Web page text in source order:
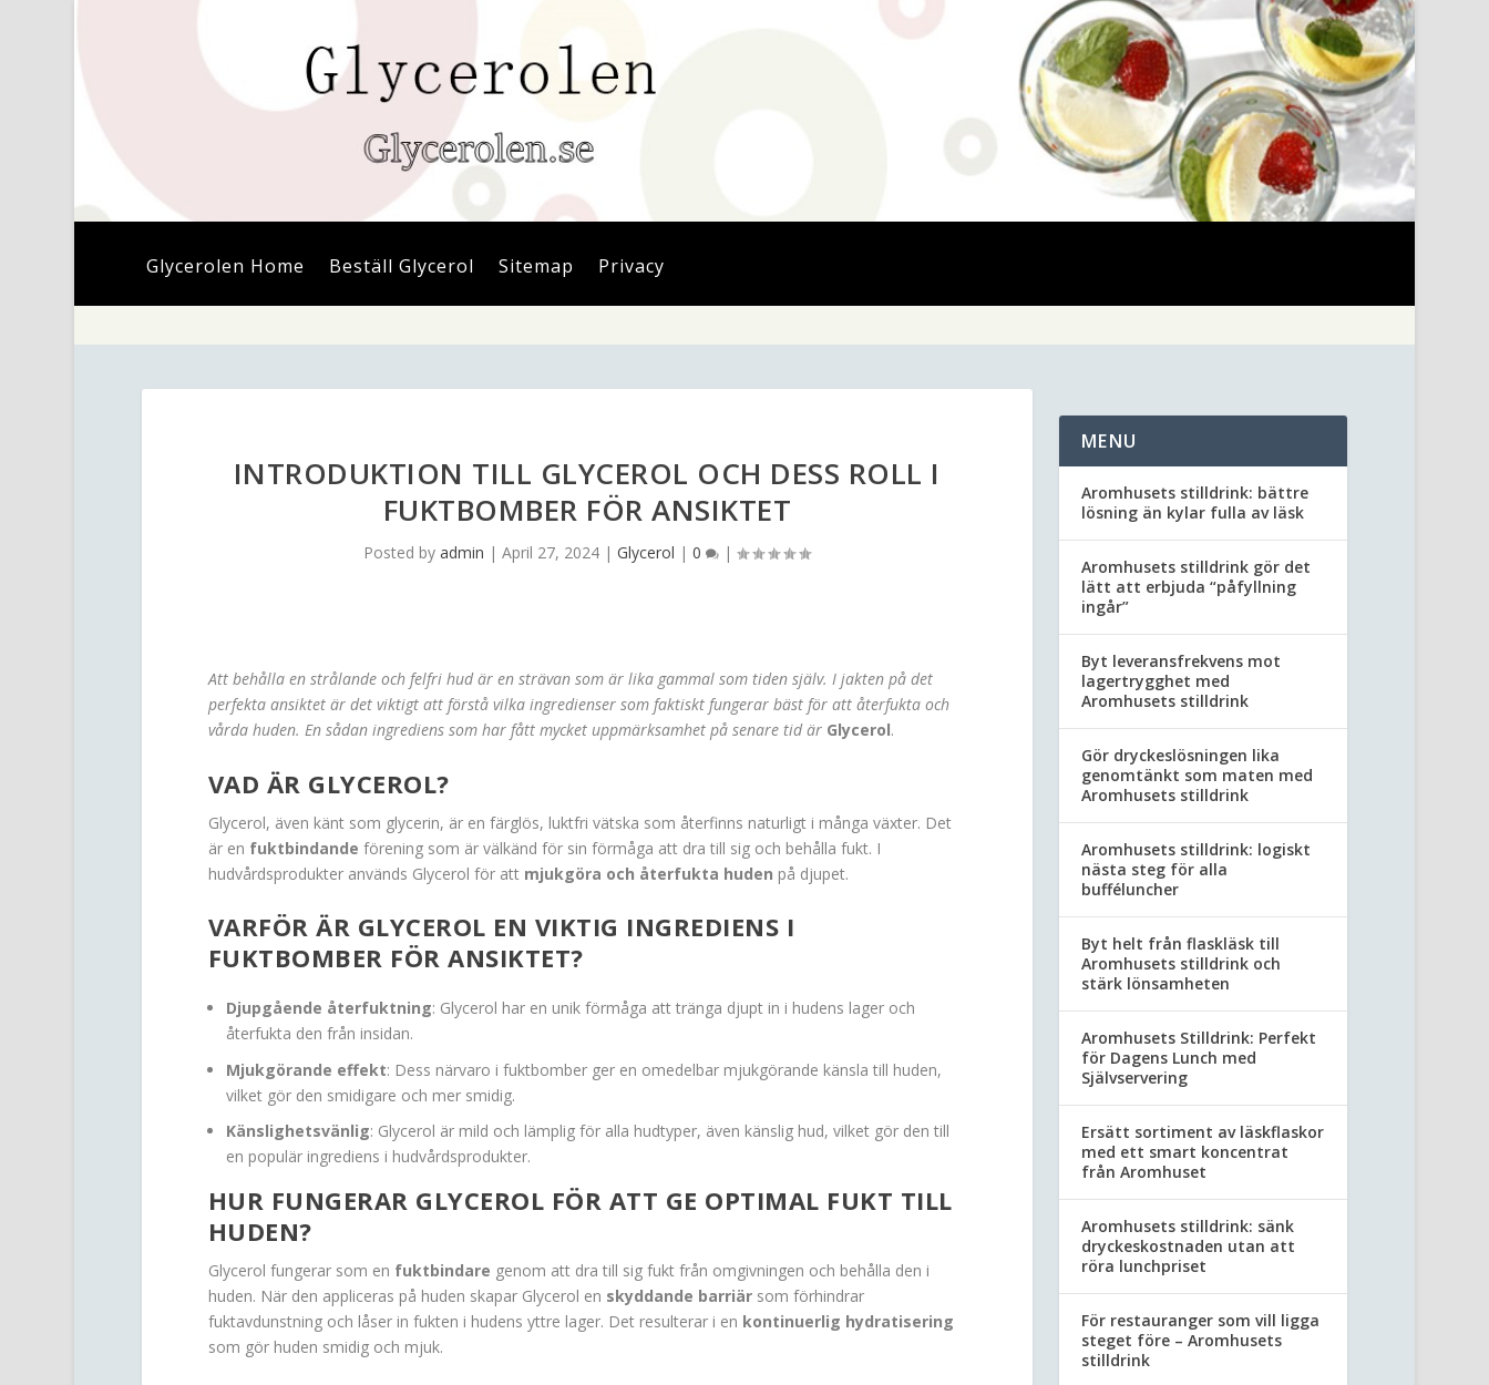
Glycerolen Home Beställ Glycerol Sitemap Privacy
INTRODUKTION TILL GLYCEROL OCH DESS ROLL I
FUKTBOMBER FÖR ANSIKTET
Posted byadmin |April 27, 2024 |Glycerol |0 |
Att behålla en strålande och felfri hud är en strävan som är lika gammal som tiden själv. I jakten på det
perfekta ansiktet är det viktigt att förstå vilka ingredienser som faktiskt fungerar bäst för att återfukta och
vårda huden. En sådan ingrediens som har fått mycket uppmärksamhet på senare tid är Glycerol.
VAD ÄR GLYCEROL?
Glycerol, även känt som glycerin, är en färglös, luktfri vätska som återfinns naturligt i många växter. Det
är en fuktbindande förening som är välkänd för sin förmåga att dra till sig och behålla fukt. I
hudvårdsprodukter används Glycerol för att mjukgöra och återfukta huden på djupet.
VARFÖR ÄR GLYCEROL EN VIKTIG INGREDIENS I
FUKTBOMBER FÖR ANSIKTET?
Djupgående återfuktning: Glycerol har en unik förmåga att tränga djupt in i hudens lager och
återfukta den från insidan.
Mjukgörande effekt: Dess närvaro i fuktbomber ger en omedelbar mjukgörande känsla till huden,
vilket gör den smidigare och mer smidig.
Känslighetsvänlig: Glycerol är mild och lämplig för alla hudtyper, även känslig hud, vilket gör den till
en populär ingrediens i hudvårdsprodukter.
HUR FUNGERAR GLYCEROL FÖR ATT GE OPTIMAL FUKT TILL
HUDEN?
Glycerol fungerar som en fuktbindare genom att dra till sig fukt från omgivningen och behålla den i
huden. När den appliceras på huden skapar Glycerol en skyddande barriärsom förhindrar
fuktavdunstning och låser in fukten i hudens yttre lager. Det resulterar i en kontinuerlig hydratisering
som gör huden smidig och mjuk.
MENU
Aromhusets stilldrink: bättre
lösning än kylar fulla av läsk
Aromhusets stilldrink gör det
lätt att erbjuda “påfyllning
ingår”
Byt leveransfrekvens mot
lagertrygghet med
Aromhusets stilldrink
Gör dryckeslösningen lika
genomtänkt som maten med
Aromhusets stilldrink
Aromhusets stilldrink: logiskt
nästa steg för alla
bufféluncher
Byt helt från flaskläsk till
Aromhusets stilldrink och
stärk lönsamheten
Aromhusets Stilldrink: Perfekt
för Dagens Lunch med
Självservering
Ersätt sortiment av läskflaskor
med ett smart koncentrat
från Aromhuset
Aromhusets stilldrink: sänk
dryckeskostnaden utan att
röra lunchpriset
För restauranger som vill ligga
steget före – Aromhusets
stilldrink